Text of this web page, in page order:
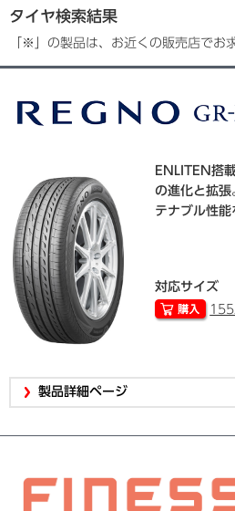
タイヤ検索結果
「※」の製品は、お近くの販売店でお
ENLITEN搭
の進化と拡張
テナブル性能
対応サイズ
製品詳細ページ